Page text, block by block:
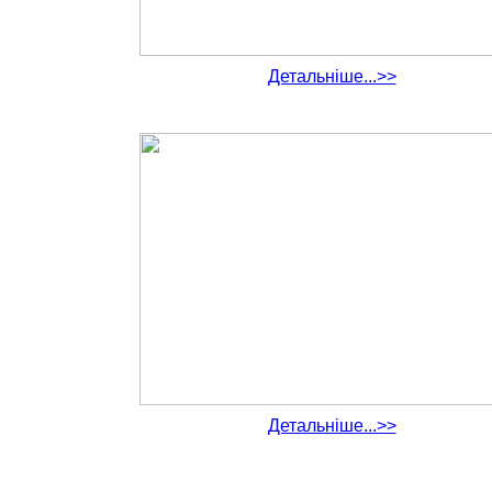
Детальніше...>>
Детальніше...>>